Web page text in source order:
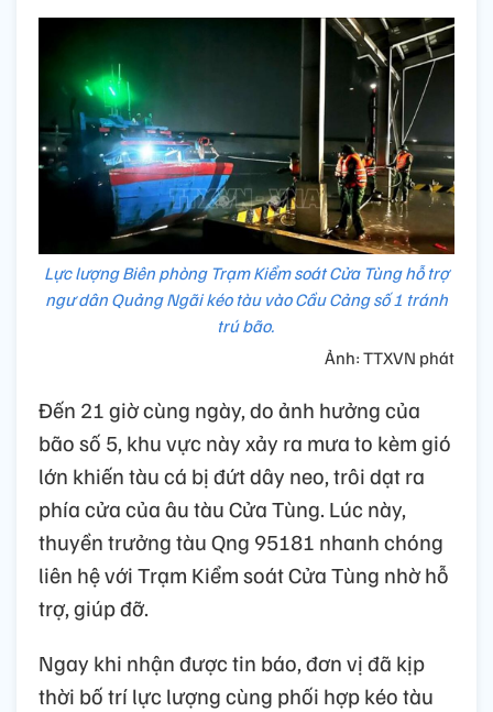
Lực lượng Biên phòng Trạm Kiểm soát Cửa Tùng hỗ trợ
ngư dân Quảng Ngãi kéo tàu vào Cầu Cảng số 1 tránh
trú bão.
Ảnh: TTXVN phát
Đến 21 giờ cùng ngày, do ảnh hưởng của
bão số 5, khu vực này xảy ra mưa to kèm gió
lớn khiến tàu cá bị đứt dây neo, trôi dạt ra
phía cửa của âu tàu Cửa Tùng. Lúc này,
thuyền trưởng tàu Qng 95181 nhanh chóng
liên hệ với Trạm Kiểm soát Cửa Tùng nhờ hỗ
trợ, giúp đỡ.
Ngay khi nhận được tin báo, đơn vị đã kịp
thời bố trí lực lượng cùng phối hợp kéo tàu